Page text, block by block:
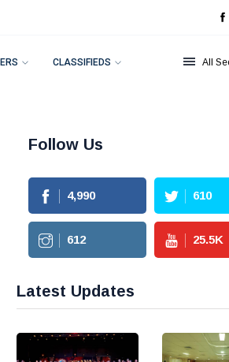
CLASSIFIEDS All
Follow Us
4,990 610
612 25.5K
Latest Updates